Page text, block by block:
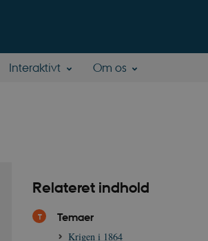
Interaktivt Om os
Relateret indhold
Temaer
Krigen i 1864